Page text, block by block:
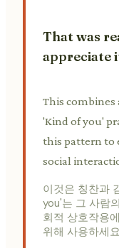
That was
appreciate
This
'Kind of you'
this pattern to
social
이것은 칭찬과
you'는 그 사람
회적 상호작용
위해 사용하세